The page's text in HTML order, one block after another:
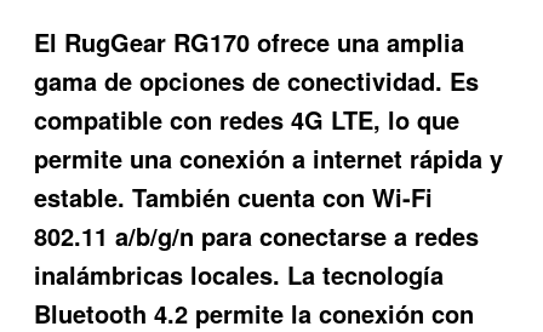
El RugGear RG170 ofrece una amplia
gama de opciones de conectividad. Es
compatible con redes 4G LTE, lo que
permite una conexión a internet rápida y
estable. También cuenta con Wi-Fi
802.11 a/b/g/n para conectarse a redes
inalámbricas locales. La tecnología
Bluetooth 4.2 permite la conexión con